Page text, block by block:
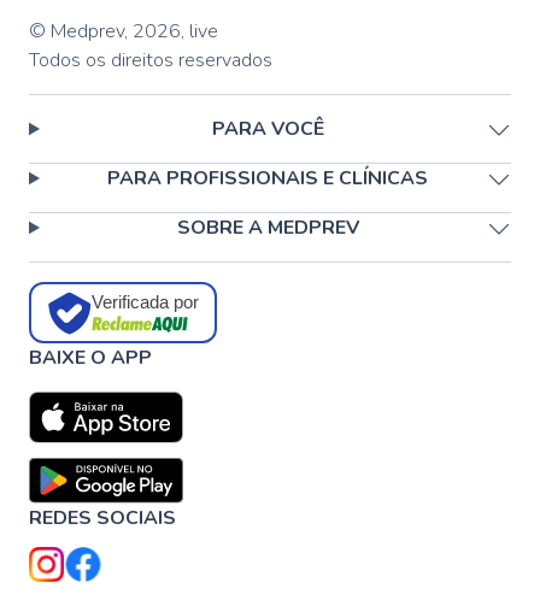
© Medprev, 2026, live
Todos os direitos reservados
PARA VOCÊ
PARA PROFISSIONAIS E CLÍNICAS
SOBRE A MEDPREV
Verificada por
BAIXE O APP
REDES SOCIAIS